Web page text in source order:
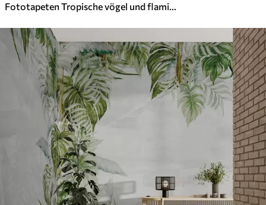
Fototapeten Tropische vögel und flamingos im dschungel